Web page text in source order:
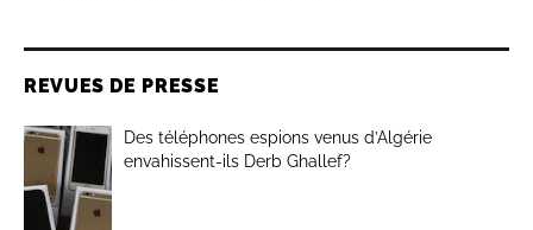
REVUES DE PRESSE
Des téléphones espions venus d’Algérie
envahissent-ils Derb Ghallef?